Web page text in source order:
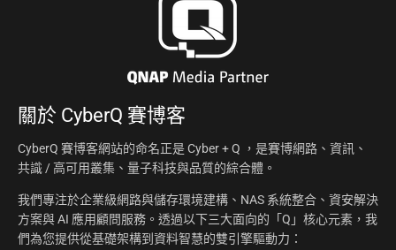
關於 CyberQ 賽博客
CyberQ 賽博客網站的命名正是 Cyber + Q ，是賽博網路、資訊、
共識 / 高可用叢集、量子科技與品質的綜合體。
我們專注於企業級網路與儲存環境建構、NAS 系統整合、資安解決
方案與 AI 應用顧問服務。透過以下三大面向的「Q」核心元素，我
們為您提供從基礎架構到資料智慧的雙引擎驅動力：